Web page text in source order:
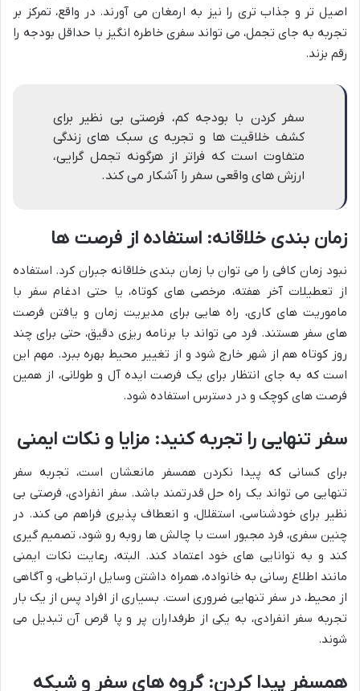
اصیل تر و جذاب تری را نیز به ارمغان می آورند. در واقع، تمرکز بر
تجربه به جای تجمل، می تواند سفری خاطره انگیز با حداقل بودجه را
رقم بزند.
سفر کردن با بودجه کم، فرصتی بی نظیر برای
کشف خلاقیت ها و تجربه ی سبک های زندگی
متفاوت است که فراتر از هرگونه تجمل گرایی،
ارزش های واقعی سفر را آشکار می کند.
زمان بندی خلاقانه: استفاده از فرصت ها
نبود زمان کافی را می توان با زمان بندی خلاقانه جبران کرد. استفاده
از تعطیلات آخر هفته، مرخصی های کوتاه، یا حتی ادغام سفر با
ماموریت های کاری، راه هایی برای مدیریت زمان و یافتن فرصت
های سفر هستند. فرد می تواند با برنامه ریزی دقیق، حتی برای چند
روز کوتاه هم از شهر خارج شود و از تغییر محیط بهره ببرد. مهم این
است که به جای انتظار برای یک فرصت ایده آل و طولانی، از همین
فرصت های کوچک و در دسترس استفاده شود.
سفر تنهایی را تجربه کنید: مزایا و نکات ایمنی
برای کسانی که پیدا نکردن همسفر مانعشان است، تجربه سفر
تنهایی می تواند یک راه حل قدرتمند باشد. سفر انفرادی، فرصتی بی
نظیر برای خودشناسی، استقلال، و انعطاف پذیری فراهم می کند. در
چنین سفری، فرد مجبور است با چالش ها روبه رو شود، تصمیم گیری
کند و به توانایی های خود اعتماد کند. البته، رعایت نکات ایمنی
مانند اطلاع رسانی به خانواده، همراه داشتن وسایل ارتباطی، و آگاهی
از محیط، در سفر تنهایی ضروری است. بسیاری از افراد پس از یک بار
تجربه سفر انفرادی، به یکی از طرفداران پر و پا قرص آن تبدیل می
شوند.
همسفر پیدا کردن: گروه های سفر و شبکه